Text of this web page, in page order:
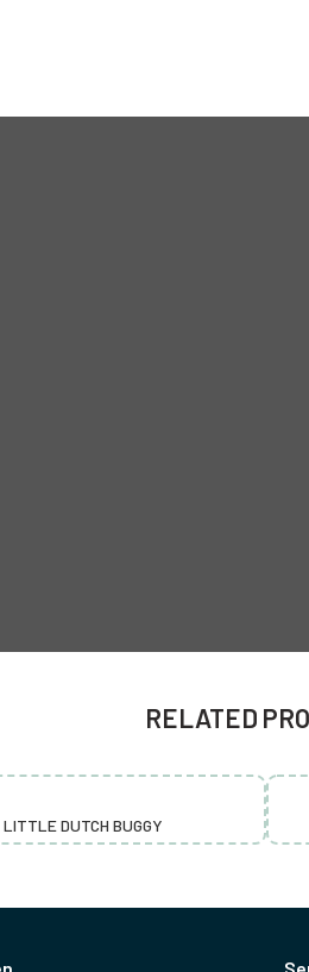
RELATED
LITTLE DUTCH BUGGY